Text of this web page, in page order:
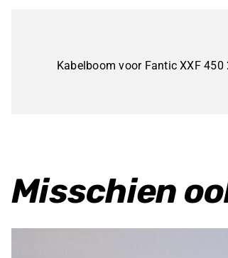
Kabelboom voor Fantic XXF 450
Misschien